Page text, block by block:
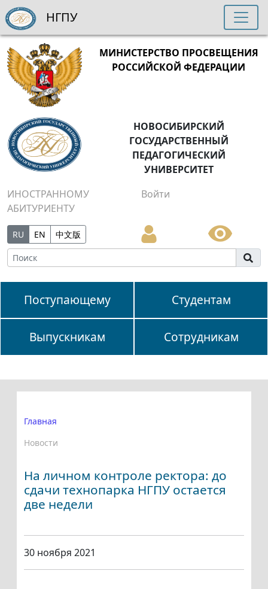
МИНИСТЕРСТВО ПРОСВЕЩЕНИЯ
РОССИЙСКОЙ ФЕДЕРАЦИИ
НОВОСИБИРСКИЙ
ГОСУДАРСТВЕННЫЙ
ПЕДАГОГИЧЕСКИЙ
УНИВЕРСИТЕТ
ИНОСТРАННОМУ
АБИТУРИЕНТУ
Войти
RU EN 中文版
Поступающему Студентам
Выпускникам Сотрудникам
НГПУ
Главная
Новости
На личном контроле ректора: до
сдачи технопарка НГПУ остается
две недели
30 ноября 2021